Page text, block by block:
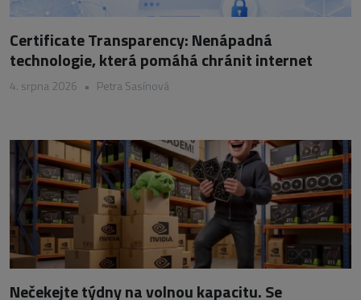
Certificate Transparency: Nenápadná
technologie, která pomáhá chránit internet
4. srpna 2026 • Petra Sasínová
Nečekejte týdny na volnou kapacitu. Se